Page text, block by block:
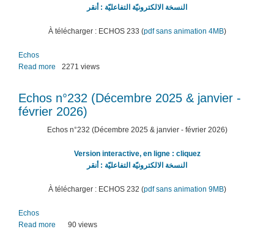
النسخة الالكترونيّة التفاعليّة : أنقر
À télécharger : ECHOS 233 (pdf sans animation 4MB)
Echos
Read more about
(Mars
&
2271 views
Echos n°232 (Décembre 2025 & janvier -
février 2026)
Echos n°232 (Décembre 2025 & janvier - février 2026)
Version interactive, en ligne : cliquez
النسخة الالكترونيّة التفاعليّة : أنقر
À télécharger : ECHOS 232 (pdf sans animation 9MB)
Echos
Read more about90 views